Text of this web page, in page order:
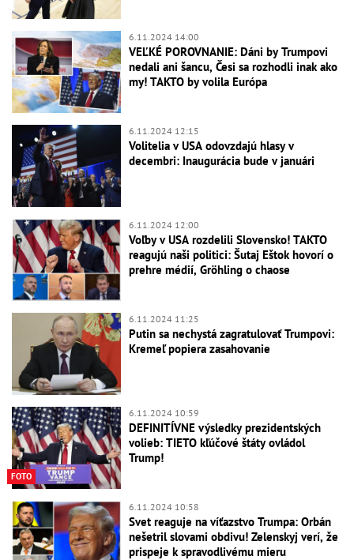
6.11.2024 14:00
VEĽKÉ POROVNANIE: Dáni by Trumpovi
nedali ani šancu, Česi sa rozhodli inak ako
my! TAKTO by volila Európa
6.11.2024 12:15
Volitelia v USA odovzdajú hlasy v
decembri: Inaugurácia bude v januári
6.11.2024 12:00
Voľby v USA rozdelili Slovensko! TAKTO
reagujú naši politici: Šutaj Eštok hovorí o
prehre médií, Gröhling o chaose
6.11.2024 11:25
Putin sa nechystá zagratulovať Trumpovi:
Kremeľ popiera zasahovanie
FOTO
6.11.2024 10:59
DEFINITÍVNE výsledky prezidentských
volieb: TIETO kľúčové štáty ovládol
Trump!
6.11.2024 10:58
Svet reaguje na víťazstvo Trumpa: Orbán
nešetril slovami obdivu! Zelenskyj verí, že
prispeje k spravodlivému mieru